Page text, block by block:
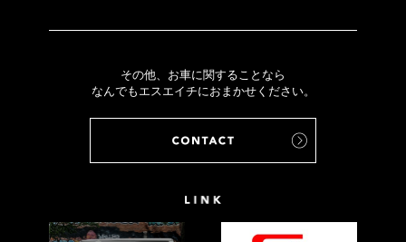
その他、お車に関することなら
なんでもエスエイチにおまかせください。